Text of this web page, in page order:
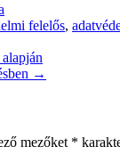
felelős,
→
mezőket *